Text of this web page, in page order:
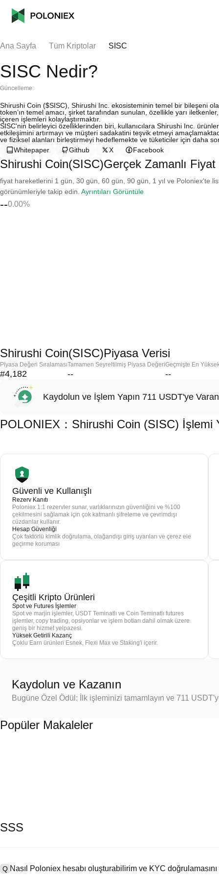
Ana Sayfa Tüm Kriptolar SISC
SISC Nedir?
Güncelleme:
Shirushi Coin ($SISC), Shirushi Inc. ekosisteminin temel bir bileşeni
token’ın temel amacı, şirket tarafından sunulan, özellikle yarı
içeren işlemleri kolaylaştırmaktır.
SISC'nin belirleyici özelliklerinden biri, kullanıcılara Shirushi Inc.
etkileşimini artırmayı ve müşteri sadakatini teşvik etmeyi
ve fiziksel alanları birleştirmeyi hedeflemekte ve tüketiciler için daha
Whitepaper
Github X Facebook
Shirushi Coin(SISC)Gerçek Zamanlı Fiyat
fiyat hareketlerini 1 gün, 30 gün, 60 gün, 90 gün, 1 yıl ve Poloniex'te
görünümleriyle takip edin. Ayrıntıları Görüntüle
--0.00%
Shirushi Coin(SISC)Piyasa Verisi
Piyasa Değeri Sıralaması
#4,182
Tamamen Seyreltilmiş Piyasa Değeri
--
Geçmişte En
--
Kaydolun ve İşlem Yapın 711 USDT'ye
POLONIEX：Shirushi Coin (SISC) İşlemi
Güvenli ve Kullanışlı
Rezerv Kanıtı
Poloniex 1:1 rezervler sunar, varlıklarınızın güvenliğini ve %100
çekilmesini sağlamak için çok katmanlı şifreleme ve çevrimdışı
cüzdanlar kullanır.
Hesap Güvenliği
Çok faktörlü kimlik doğrulama, olağandışı giriş uyarıları ve çerez ele
geçirme koruması
Çeşitli Kripto Ürünleri
Spot ve Futures İşlemler
Spot ve marjin işlemler, USDT Teminatlı ve Coin Teminatlı futures
işlemler, copy trading, opsiyonlar ve işlem botları dahil olmak üzere
geniş bir hizmet yelpazesi.
Yüksek Getirili Kazanç
Çoklu Earn ürünleri Esnek, Flexi Max ve Staking'i içerir.
Kaydolun ve Kazanın
Bugüne Özel Ödül: İlk işleminizi tamamlayın ve 711
Popüler Makaleler
SSS
Q Nasıl Poloniex hesabı oluşturabilirim ve KYC